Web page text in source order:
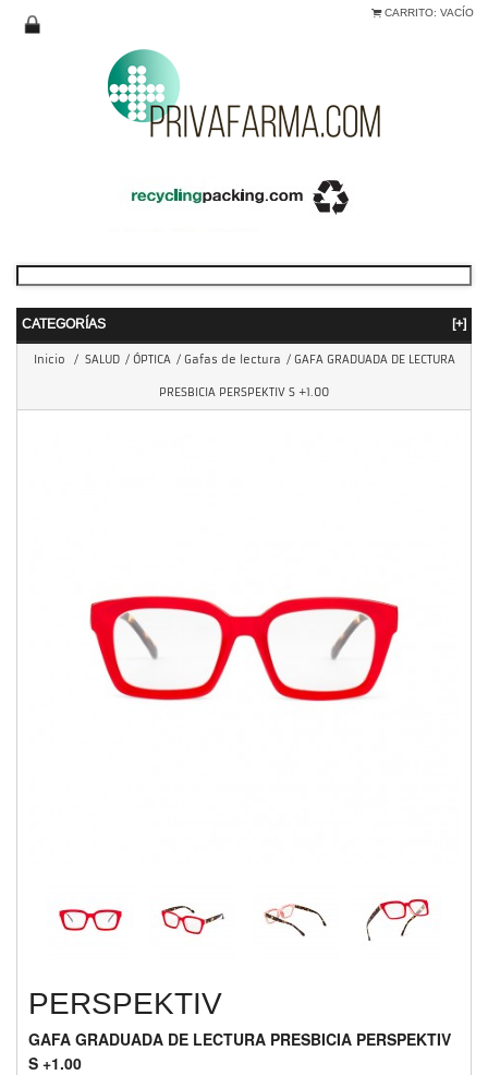
CARRITO: VACÍO
CATEGORÍAS [+]
Inicio / SALUD / ÓPTICA / Gafas de lectura / GAFA GRADUADA DE LECTURA
PRESBICIA PERSPEKTIV S +1.00
PERSPEKTIV
GAFA GRADUADA DE LECTURA PRESBICIA PERSPEKTIV
S +1.00